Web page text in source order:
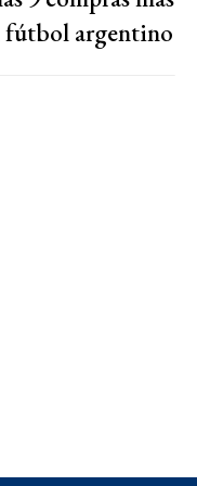
fútbol argentino